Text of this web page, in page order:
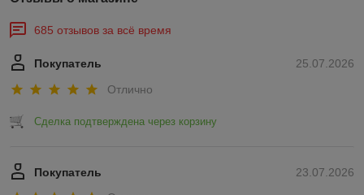
685 отзывов за всё время
25.07.2026
Покупатель
Отлично
Сделка подтверждена через корзину
23.07.2026
Покупатель